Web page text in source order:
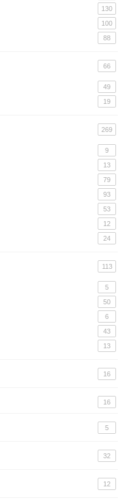
130
100
88
66
49
19
269
9
13
79
93
53
12
24
113
5
50
6
43
13
16
16
5
32
12